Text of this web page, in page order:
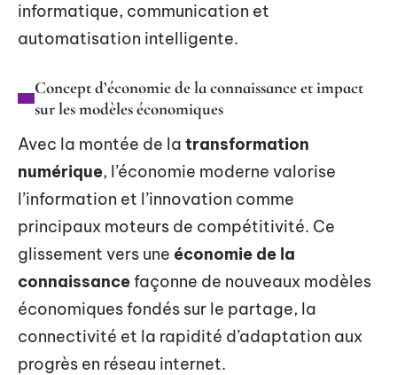
informatique, communication et
automatisation intelligente.
Concept d’économie de la connaissance et impact
sur les modèles économiques
Avec la montée de la transformation
numérique, l’économie moderne valorise
l’information et l’innovation comme
principaux moteurs de compétitivité. Ce
glissement vers une économie de la
connaissancefaçonne de nouveaux modèles
économiques fondés sur le partage, la
connectivité et la rapidité d’adaptation aux
progrès en réseau internet.